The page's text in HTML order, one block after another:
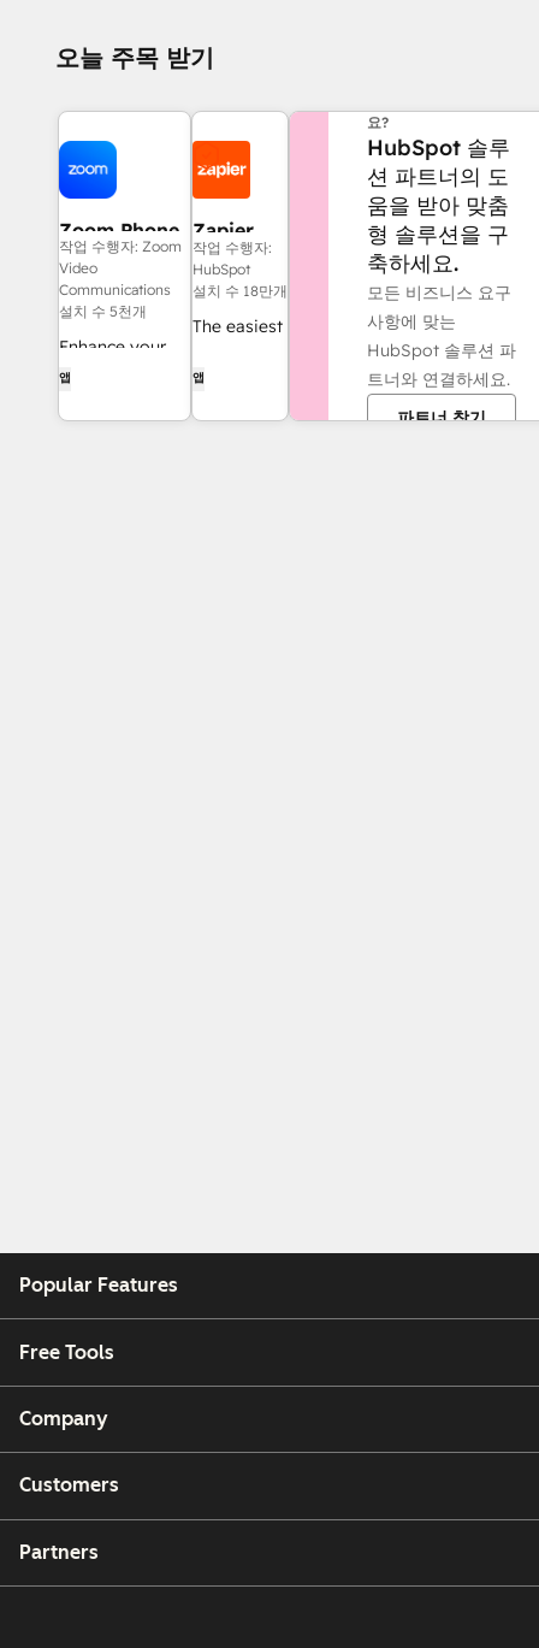
오늘 주목 받기
Zoom Phone
for HubSpot
작업 수행자: Zoom
Video
Communications
설치 수 5천개
Enhance your
HubSpot
앱
Zapier
작업 수행자:
HubSpot
설치 수 18만개
The easiest
automate
and
앱
요?
HubSpot 솔루
션 파트너의 도
움을 받아 맞춤
형 솔루션을 구
축하세요.
모든 비즈니스 요구
사항에 맞는
HubSpot 솔루션 파
트너와 연결하세요.
파트너 찾기
Popular Features
Free Tools
Company
Customers
Partners